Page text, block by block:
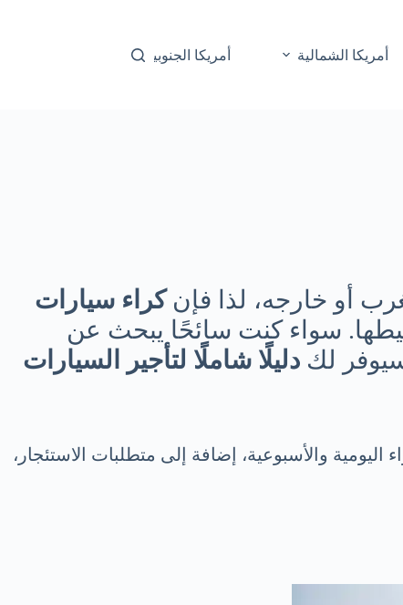
أمريكا الشمالية أمريكا الجنوبية
أو خارجه، لذا فإنكراء سيارات
سواء كنت سائحًا يبحث عن
لك دليلًا شاملًا لتأجير السيارات
والأسبوعية، إضافة إلى متطلبات الاستئجار،